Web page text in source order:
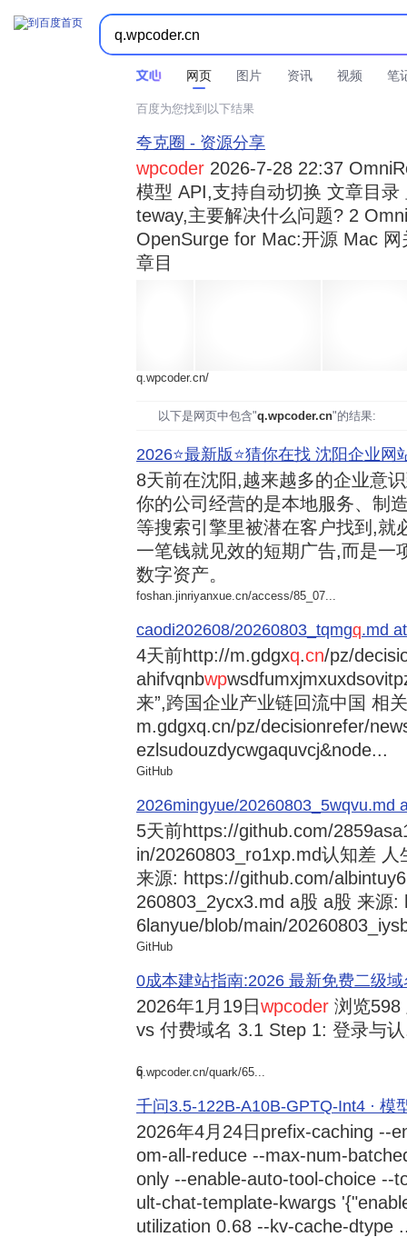
网页 图片 资讯 视频 笔
时间不限  所有网页和文件  站点内检索 
百度为您找到以下结果
夸克圈 - 资源分享
wpcoder 2026-7-28 22:37
模型 API,支持自动切换 文章目
teway,主要解决什么问题? 2
OpenSurge for Mac:开源 Mac
章目
q.wpcoder.cn/
以下是网页中包含"q.wpcoder.cn"的结果:
2026⭐️最新版⭐️猜你在找 沈阳企业网
8天前在沈阳,越来越多的企业意
你的公司经营的是本地服务、制
等搜索引擎里被潜在客户找到,就
一笔钱就见效的短期广告,而是一
数字资产。
foshan.jinriyanxue.cn/access/85_07...
caodi202608/20260803_tqmgq.md
4天前http://m.gdgxq.cn/pz/
ahifvqnbwp
来”,跨国企业产业链回流中国 相
m.gdgxq.cn/pz/decisionrefer/
ezlsudouzdycwgaquvcj&node...
GitHub
2026mingyue/20260803_5wqvu.md
5天前https://github.com/
in/20260803_ro1xp.md认知差
来源: https://github.com/
260803_2ycx3.md a股 a股 来源
6lanyue/blob/main/
GitHub
0成本建站指南:2026 最新免费二级
2026年1月19日wpcoder 浏览598
vs 付费域名 3.1 Step 1: 登录与
6
q.wpcoder.cn/quark/65...
千问3.5-122B-A10B-GPTQ-Int4 · 模
2026年4月24日 prefix-caching --
om-all-reduce --max-num-
only --enable-auto-tool-choice --
ult-chat-template-kwargs
utilization 0.68 --kv-cache-dtype